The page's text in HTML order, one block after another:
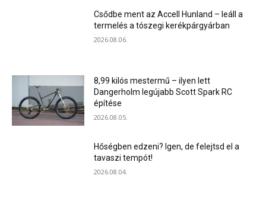
Csődbe ment az Accell Hunland – leáll a
termelés a tószegi kerékpárgyárban
2026.08.06.
8,99 kilós mestermű – ilyen lett
Dangerholm legújabb Scott Spark RC
építése
2026.08.05.
Hőségben edzeni? Igen, de felejtsd el a
tavaszi tempót!
2026.08.04.